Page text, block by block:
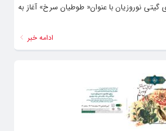
گیتی نوروزیان با عنوان« طوطیان سرخ» آغاز به
ادامه خبر